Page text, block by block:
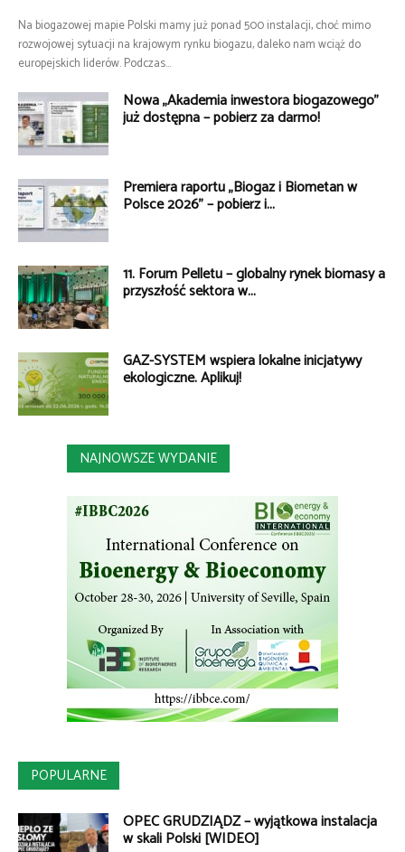
Na biogazowej mapie Polski mamy już ponad 500 instalacji, choć mimo
rozwojowej sytuacji na krajowym rynku biogazu, daleko nam wciąż do
europejskich liderów. Podczas...
Nowa „Akademia inwestora biogazowego”
już dostępna – pobierz za darmo!
Premiera raportu „Biogaz i Biometan w
Polsce 2026” – pobierz i...
11. Forum Pelletu – globalny rynek biomasy a
przyszłość sektora w...
GAZ-SYSTEM wspiera lokalne inicjatywy
ekologiczne. Aplikuj!
NAJNOWSZE WYDANIE
POPULARNE
OPEC GRUDZIĄDZ – wyjątkowa instalacja
w skali Polski [WIDEO]